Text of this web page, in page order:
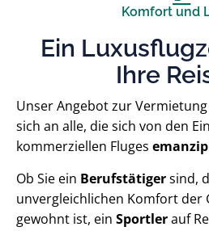
Komfort und
Ein
Ihre
Unser Angebot zur
sich an alle, die sich von den
kommerziellen Fluges
Ob Sie ein Berufstätigersind,
unvergleichlichen Komfort der
gewohnt ist, ein Sportlerauf